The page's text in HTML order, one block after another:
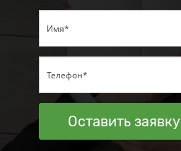
Оставить заявку